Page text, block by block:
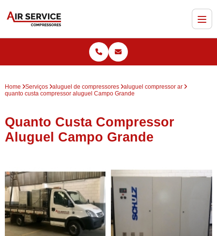
Home Serviços aluguel de compressores
aluguel compressor ar
quanto custa compressor aluguel Campo Grande
Quanto Custa Compressor
Aluguel Campo Grande